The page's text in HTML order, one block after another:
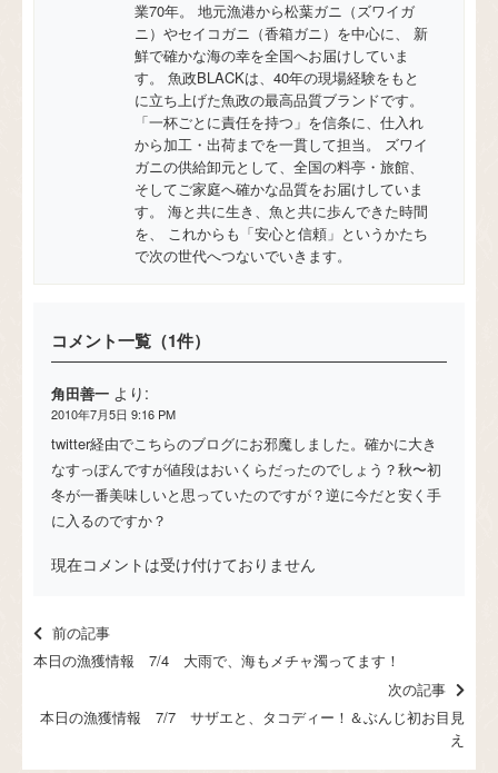
業70年。 地元漁港から松葉ガニ（ズワイガ
ニ）やセイコガニ（香箱ガニ）を中心に、 新
鮮で確かな海の幸を全国へお届けしていま
す。 魚政BLACKは、40年の現場経験をもと
に立ち上げた魚政の最高品質ブランドです。
「一杯ごとに責任を持つ」を信条に、仕入れ
から加工・出荷までを一貫して担当。 ズワイ
ガニの供給卸元として、全国の料亭・旅館、
そしてご家庭へ確かな品質をお届けしていま
す。 海と共に生き、魚と共に歩んできた時間
を、 これからも「安心と信頼」というかたち
で次の世代へつないでいきます。
コメント一覧（1件）
角田善一 より:
2010年7月5日 9:16 PM
twitter経由でこちらのブログにお邪魔しました。確かに大き
なすっぽんですが値段はおいくらだったのでしょう？秋〜初
冬が一番美味しいと思っていたのですが？逆に今だと安く手
に入るのですか？
現在コメントは受け付けておりません
前の記事
本日の漁獲情報 7/4 大雨で、海もメチャ濁ってます！
次の記事
本日の漁獲情報 7/7 サザエと、タコディー！＆ぶんじ初お目見
え